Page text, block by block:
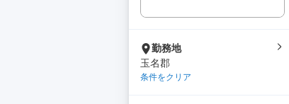
勤務地
玉名郡
条件をクリア